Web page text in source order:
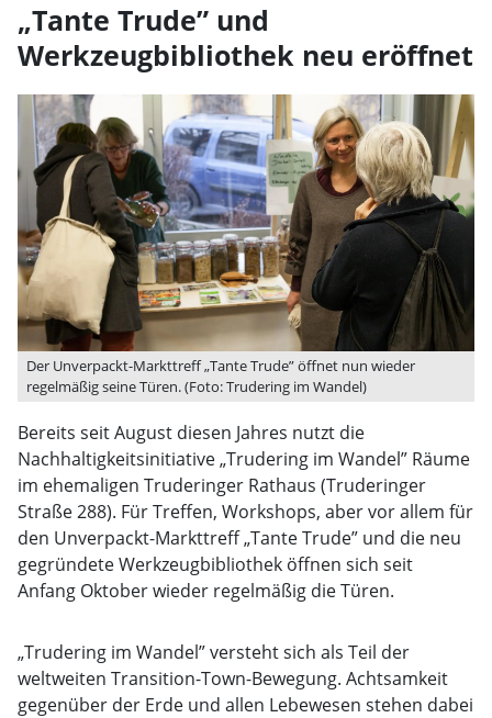
„Tante Trude” und
Werkzeugbibliothek neu eröffnet
Der Unverpackt-Markttreff „Tante Trude” öffnet nun wieder
regelmäßig seine Türen. (Foto: Trudering im Wandel)
Bereits seit August diesen Jahres nutzt die
Nachhaltigkeitsinitiative „Trudering im Wandel” Räume
im ehemaligen Truderinger Rathaus (Truderinger
Straße 288). Für Treffen, Workshops, aber vor allem für
den Unverpackt-Markttreff „Tante Trude” und die neu
gegründete Werkzeugbibliothek öffnen sich seit
Anfang Oktober wieder regelmäßig die Türen.
„Trudering im Wandel” versteht sich als Teil der
weltweiten Transition-Town-Bewegung. Achtsamkeit
gegenüber der Erde und allen Lebewesen stehen dabei